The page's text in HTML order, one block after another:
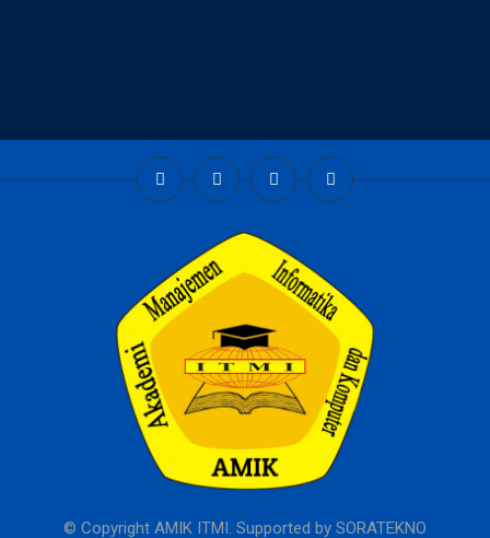
© Copyright AMIK ITMI. Supported by SORATEKNO